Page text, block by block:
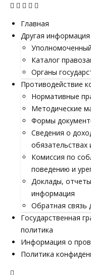
Главная
Другая информация
Каталог
Органы
Противодействие
Нормативные
Методические
Формы
Сведения о
обязательствах
Комиссия по
поведению и
Доклады,
информация
Обратная связь
Государственная
политика
Информация о
Политика